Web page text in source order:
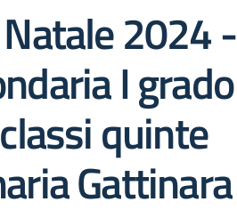
2024 -
I grado
quinte
Gattinara